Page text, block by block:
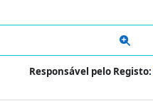
Responsável pelo Registo: